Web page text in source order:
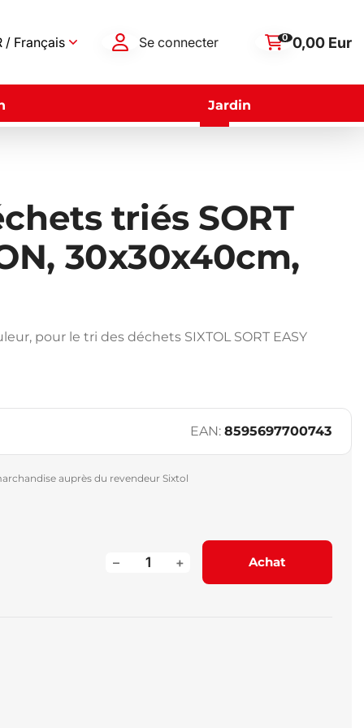
/ Français Se connecter 0 0,00 Eur
Jardin
triés SORT
30x30x40cm,
pour le tri des déchets SIXTOL SORT EASY
EAN: 8595697700743
auprès du revendeur Sixtol
+
– Achat